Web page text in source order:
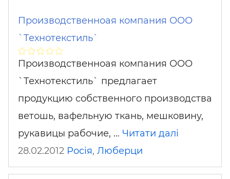
Производственноая компания ООО
`Технотекстиль`
Производственноая компания ООО
`Технотекстиль` предлагает
продукцию собственного производства
ветошь, вафельную ткань, мешковину,
рукавицы рабочие, … Читати далі
28.02.2012 Росія, Люберци